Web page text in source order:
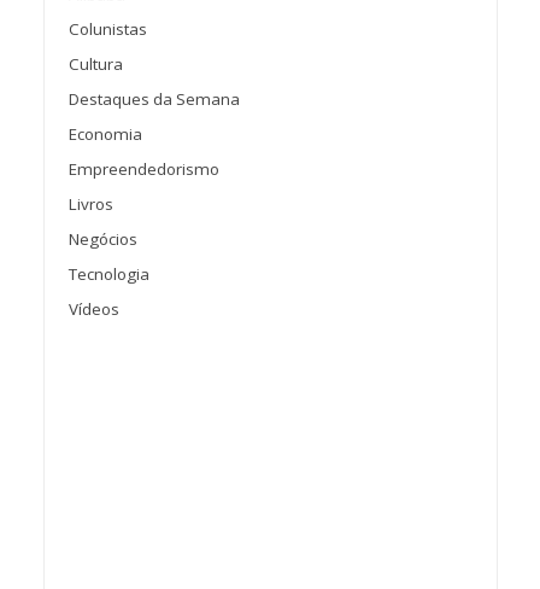
Colunistas
Cultura
Destaques da Semana
Economia
Empreendedorismo
Livros
Negócios
Tecnologia
Vídeos